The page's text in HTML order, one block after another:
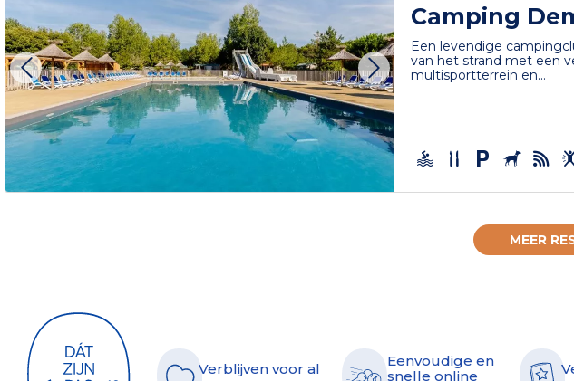
Camping
Een levendige
van het strand met een
multisportterrein en...
MEER
Verblijven voor al
Eenvoudige en
snelle online